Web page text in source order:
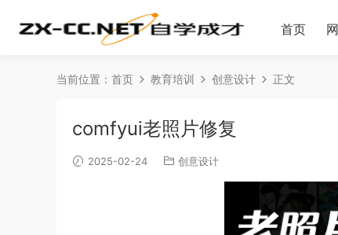
首页
当前位置： 首页 教育培训 创意设计 正文
comfyui老照片修复
2025-02-24 创意设计